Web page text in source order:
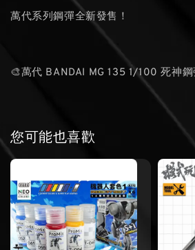
萬代系列鋼彈全新發售！
🎨萬代 BANDAI MG 135 1/100 死神
您可能也喜歡